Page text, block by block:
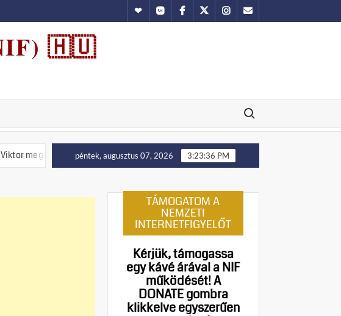
HundubVkontakte
Facebook
TwitterInstagram
Email
🇭🇺
Search for:
a nemzeti ellenállást! Manny Pacquiao és tíz abortusztúlélő üzenete
péntek, augusztus 07, 2026 3:23:37 PM
TÁMOGATOM A
NEMZETI
INTERNETFIGYELŐT
Kérjük, támogassa
egy kávé árával a NIF
működését!A
DONATE gombra
klikkelve egyszerűen